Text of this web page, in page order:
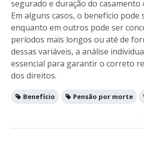
segurado e duração do casamento
Em alguns casos, o benefício
enquanto em outros pode ser
períodos mais longos ou até de
dessas variáveis, a análise
essencial para garantir o correto
dos direitos.
Benefício Pensão por morte